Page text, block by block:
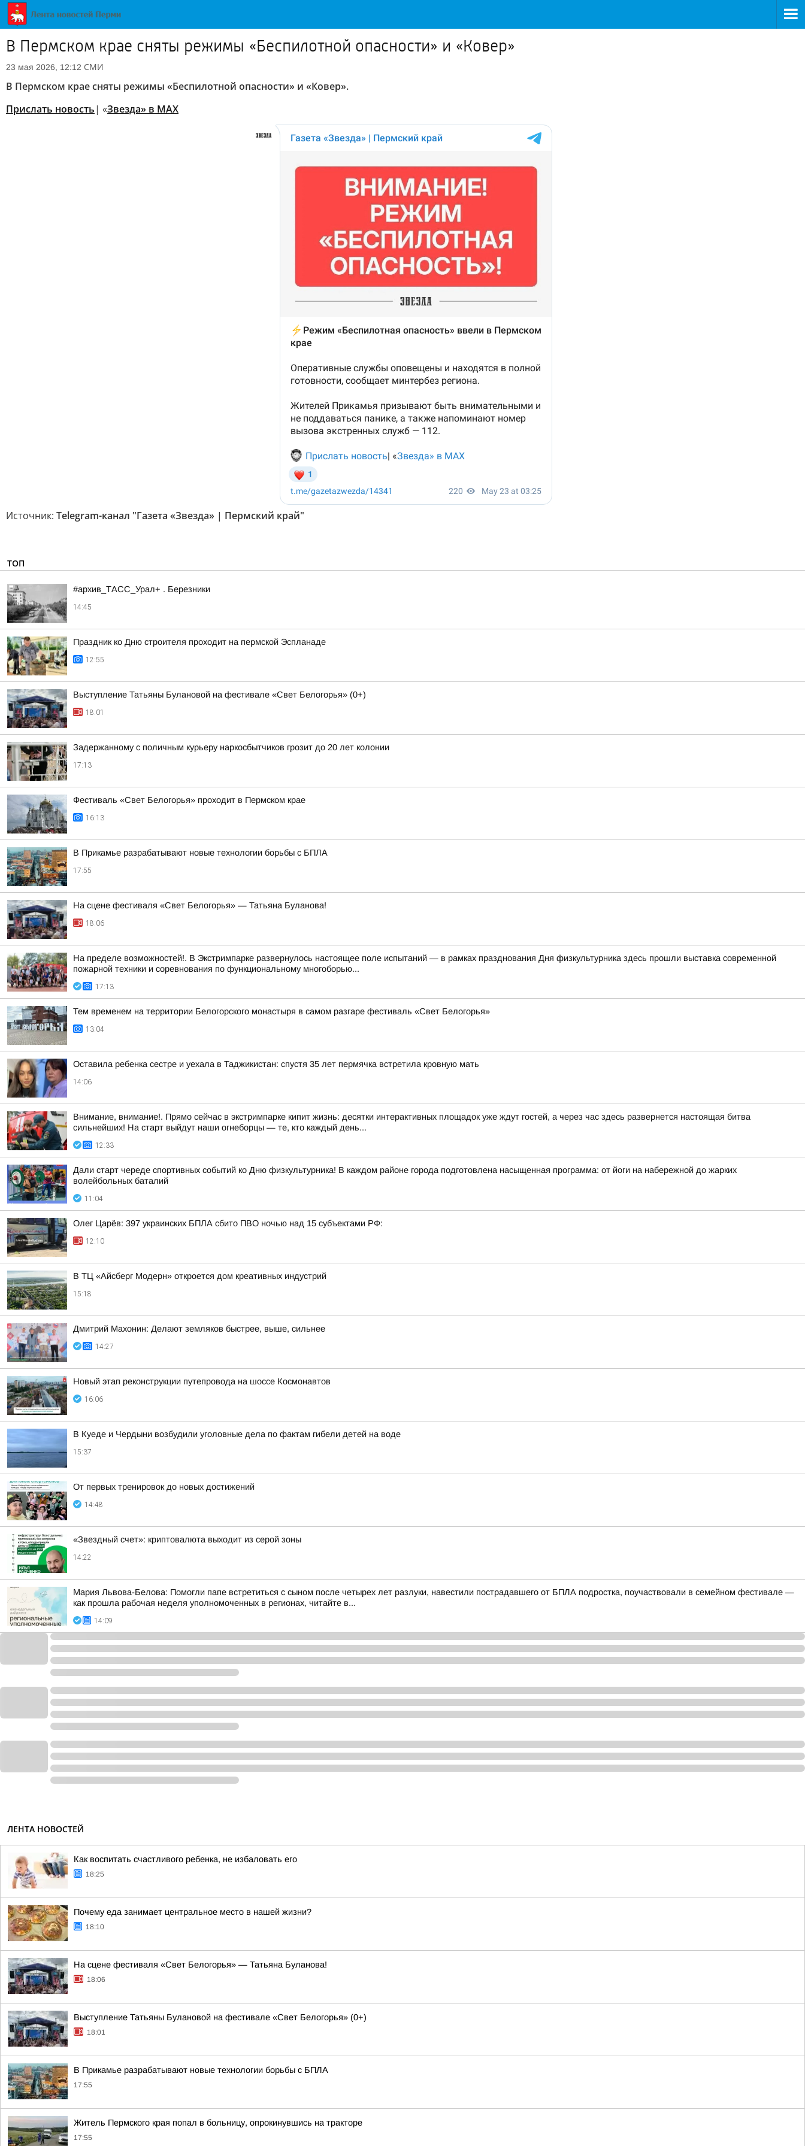
В Пермском крае сняты режимы «Беспилотной опасности» и «Ковер»
23 мая 2026, 12:12 СМИ
В Пермском крае сняты режимы «Беспилотной опасности» и «Ковер».
Прислать новость| «Звезда» в MAX
Источник: Telegram-канал "Газета «Звезда» | Пермский край"
ТОП
#архив_ТАСС_Урал+ . Березники
14:45
Праздник ко Дню строителя проходит на пермской Эспланаде
12:55
Выступление Татьяны Булановой на фестивале «Свет Белогорья» (0+)
18:01
Задержанному с поличным курьеру наркосбытчиков грозит до 20 лет колонии
17:13
Фестиваль «Свет Белогорья» проходит в Пермском крае
16:13
В Прикамье разрабатывают новые технологии борьбы с БПЛА
17:55
На сцене фестиваля «Свет Белогорья» — Татьяна Буланова!
18:06
На пределе возможностей!. В Экстримпарке развернулось настоящее поле испытаний — в рамках празднования Дня физкультурника здесь прошли выставка современной
пожарной техники и соревнования по функциональному многоборью...
17:13
Тем временем на территории Белогорского монастыря в самом разгаре фестиваль «Свет Белогорья»
13:04
Оставила ребенка сестре и уехала в Таджикистан: спустя 35 лет пермячка встретила кровную мать
14:06
Внимание, внимание!. Прямо сейчас в экстримпарке кипит жизнь: десятки интерактивных площадок уже ждут гостей, а через час здесь развернется настоящая битва
сильнейших! На старт выйдут наши огнеборцы — те, кто каждый день...
12:33
Дали старт череде спортивных событий ко Дню физкультурника! В каждом районе города подготовлена насыщенная программа: от йоги на набережной до жарких
волейбольных баталий
11:04
Олег Царёв: 397 украинских БПЛА сбито ПВО ночью над 15 субъектами РФ:
12:10
В ТЦ «Айсберг Модерн» откроется дом креативных индустрий
15:18
Дмитрий Махонин: Делают земляков быстрее, выше, сильнее
14:27
Новый этап реконструкции путепровода на шоссе Космонавтов
16:06
В Куеде и Чердыни возбудили уголовные дела по фактам гибели детей на воде
15:37
От первых тренировок до новых достижений
14:48
«Звездный счет»: криптовалюта выходит из серой зоны
14:22
Мария Львова-Белова: Помогли папе встретиться с сыном после четырех лет разлуки, навестили пострадавшего от БПЛА подростка, поучаствовали в семейном фестивале —
как прошла рабочая неделя уполномоченных в регионах, читайте в...
14:09
ЛЕНТА НОВОСТЕЙ
Как воспитать счастливого ребенка, не избаловать его
18:25
Почему еда занимает центральное место в нашей жизни?
18:10
На сцене фестиваля «Свет Белогорья» — Татьяна Буланова!
18:06
Выступление Татьяны Булановой на фестивале «Свет Белогорья» (0+)
18:01
В Прикамье разрабатывают новые технологии борьбы с БПЛА
17:55
Житель Пермского края попал в больницу, опрокинувшись на тракторе
17:55